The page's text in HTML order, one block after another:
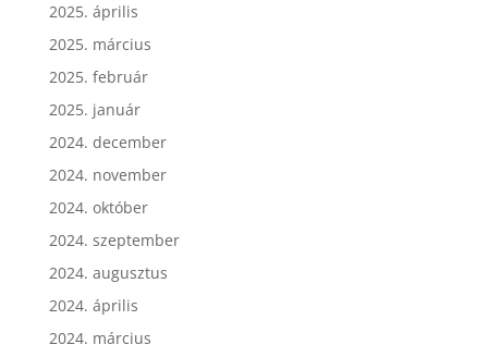
2025. április
2025. március
2025. február
2025. január
2024. december
2024. november
2024. október
2024. szeptember
2024. augusztus
2024. április
2024. március